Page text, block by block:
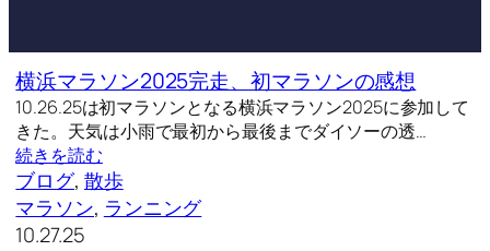
横浜マラソン2025完走、初マラソンの感想
10.26.25は初マラソンとなる横浜マラソン2025に参加して
きた。天気は小雨で最初から最後までダイソーの透…
続きを読む
ブログ, 散歩
マラソン, ランニング
10.27.25